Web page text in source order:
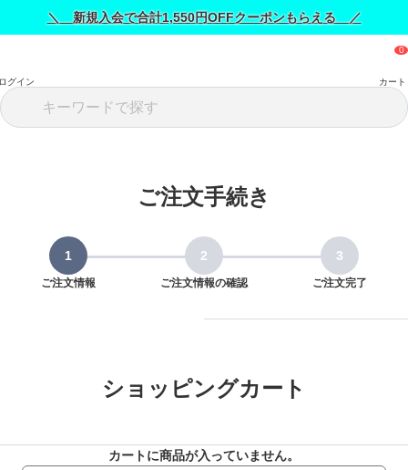
＼ 新規入会で合計1,550円OFFクーポンもらえる ／
グイン カート
ご注文手続き
ご注文情報 ご注文情報の確認 ご注文完了
ショッピングカート
カートに商品が入っていません。